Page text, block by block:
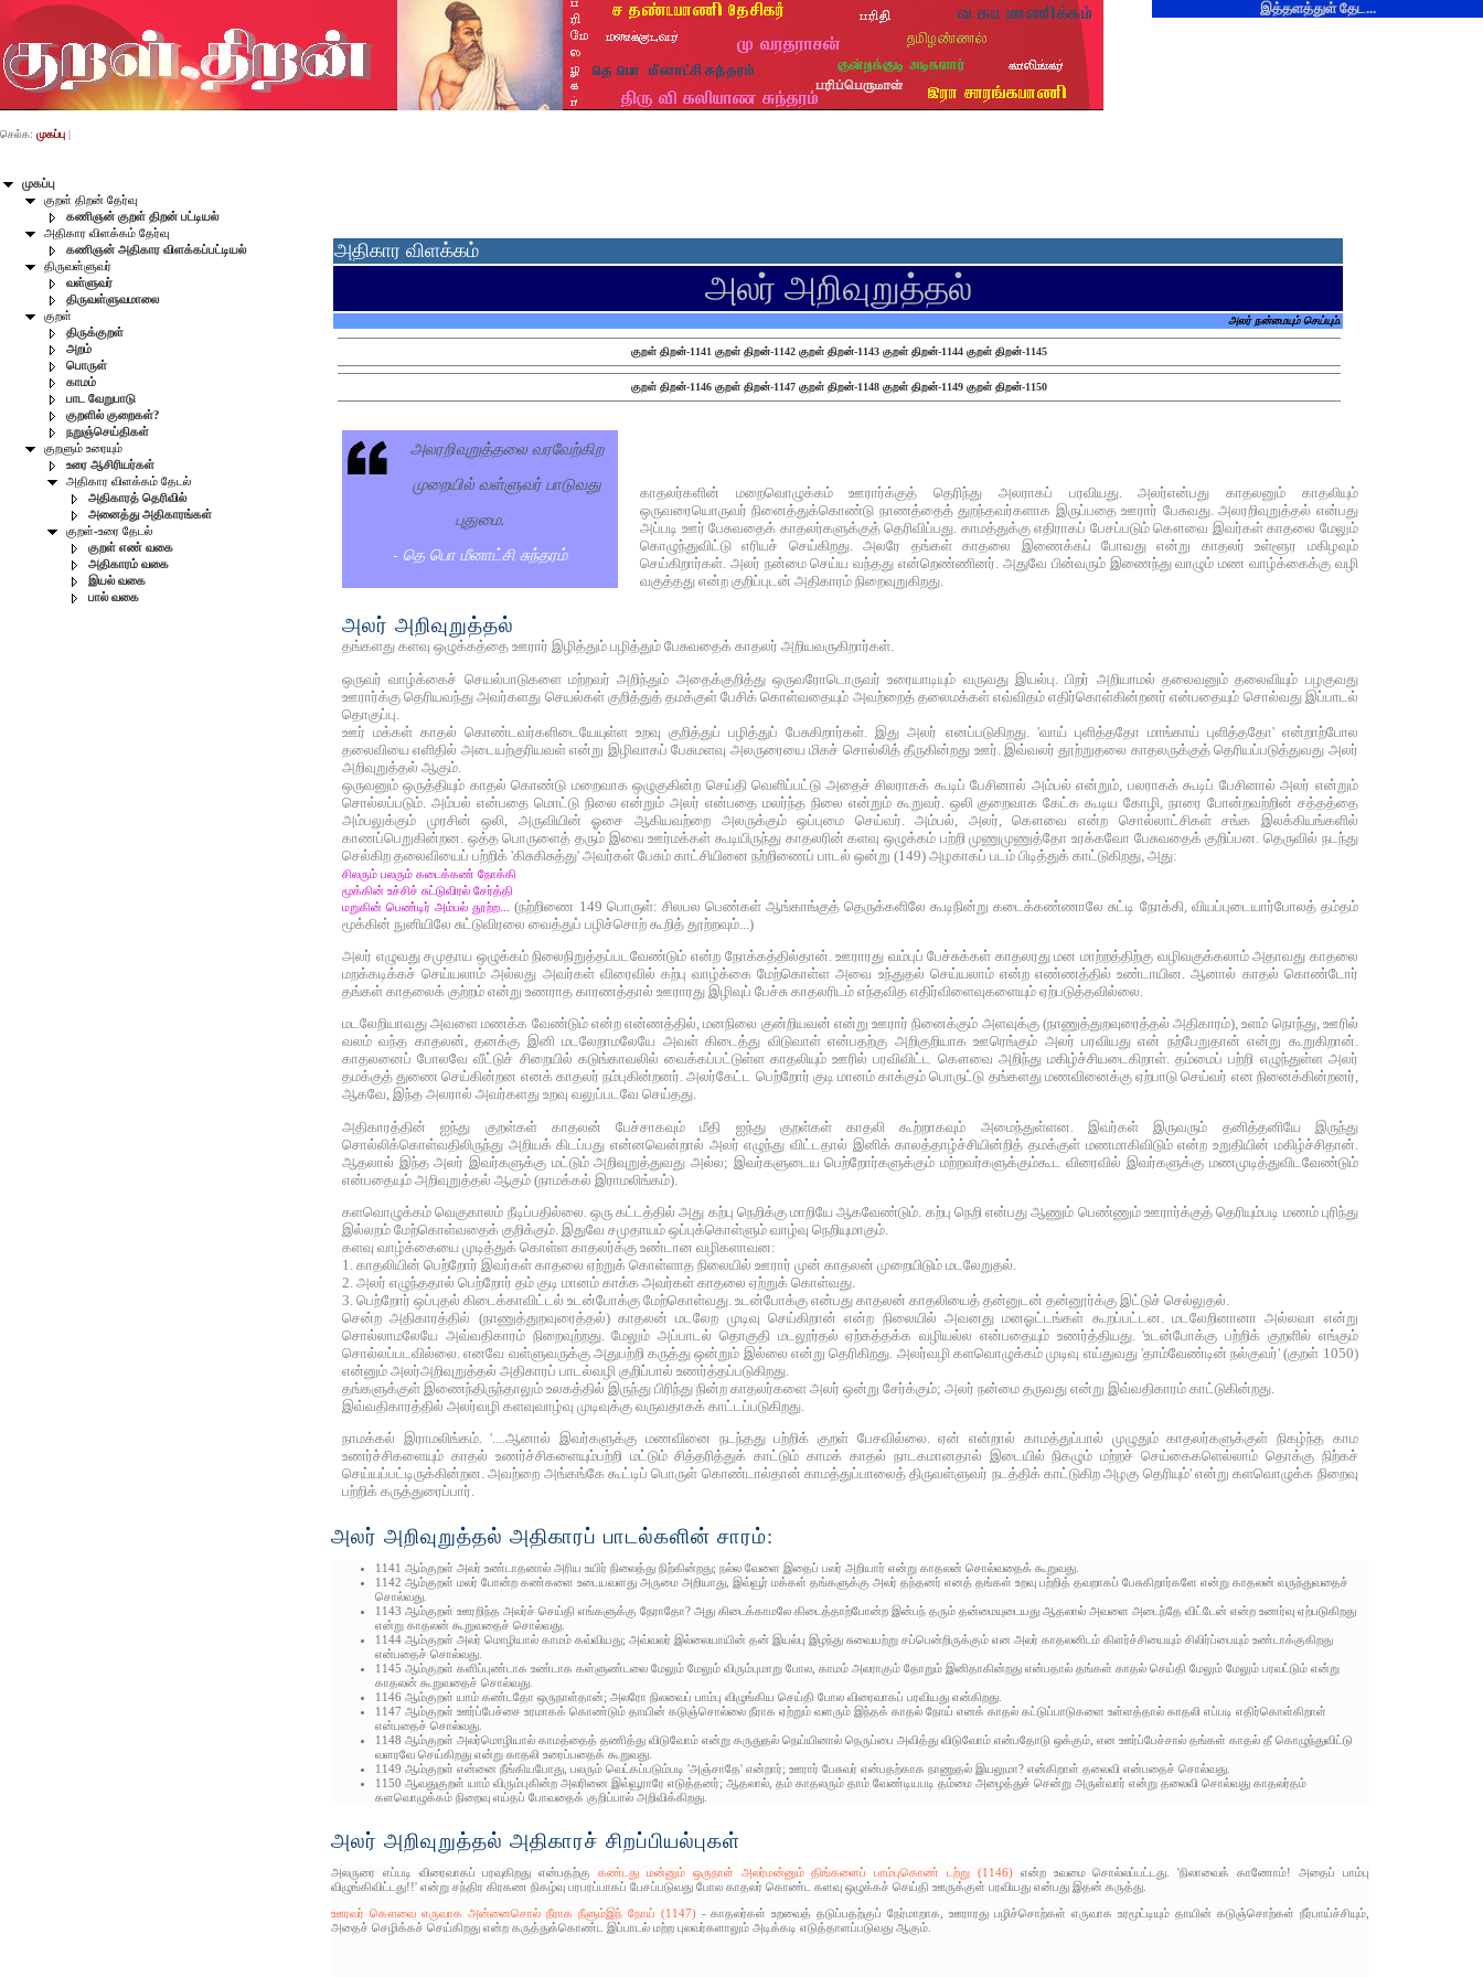
இத்தளத்துள் தேட...
முகப்பு
குறள் திறன் தேர்வு
கணிஞன் குறள் திறன் பட்டியல்
அதிகார விளக்கம் தேர்வு
கணிஞன் அதிகார விளக்கப்பட்டியல்
திருவள்ளுவர்
வள்ளுவர்
திருவள்ளுவமாலை
குறள்
திருக்குறள்
அறம்
பொருள்
காமம்
பாட வேறுபாடு
குறளில் குறைகள்?
நறுஞ்செய்திகள்
குறளும் உரையும்
உரை ஆசிரியர்கள்
அதிகார விளக்கம் தேடல்
அதிகாரத் தெரிவில்
அனைத்து அதிகாரங்கள்
குறள்-உரை தேடல்
குறள் எண் வகை
அதிகாரம் வகை
இயல் வகை
பால் வகை
செல்க: முகப்பு |
அதிகார விளக்கம்
அலர் அறிவுறுத்தல்
அலர் நன்மையும் செய்யும்.
குறள் திறன்-1141 குறள் திறன்-1142 குறள் திறன்-1143 குறள் திறன்-1144 குறள் திறன்-1145
குறள் திறன்-1146 குறள் திறன்-1147 குறள் திறன்-1148 குறள் திறன்-1149 குறள் திறன்-1150
அலரறிவுறுத்தலை வரவேற்கிற
முறையில் வள்ளுவர் பாடுவது
புதுமை.
- தெ பொ மீனாட்சி சுந்தரம்
காதலர்களின் மறைவொழுக்கம் ஊரார்க்குத் தெரிந்து அலராகப் பரவியது. அலர்என்பது காதலனும் காதலியும்
ஒருவரையொருவர் நினைத்துக்கொண்டு நாணத்தைத் துறந்தவர்களாக இருப்பதை ஊரார் பேசுவது. அலரறிவுறுத்தல் என்பது
அப்படி ஊர் பேசுவதைக் காதலர்களுக்குத் தெரிவிப்பது. காமத்துக்கு எதிராகப் பேசப்படும் கௌவை இவர்கள் காதலை மேலும்
கொழுந்துவிட்டு எரியச் செய்கிறது. அலரே தங்கள் காதலை இணைக்கப் போவது என்று காதலர் உள்ளூர மகிழவும்
செய்கிறார்கள். அலர் நன்மை செய்ய வந்தது என்றெண்ணினர். அதுவே பின்வரும் இணைந்து வாழும் மண வாழ்க்கைக்கு வழி
வகுத்தது என்ற குறிப்புடன் அதிகாரம் நிறைவுறுகிறது.
அலர் அறிவுறுத்தல்
தங்களது களவு ஒழுக்கத்தை ஊரார் இழித்தும் பழித்தும் பேசுவதைக் காதலர் அறியவருகிறார்கள்.
ஒருவர் வாழ்க்கைச் செயல்பாடுகளை மற்றவர் அறிந்தும் அதைக்குறித்து ஒருவரோடொருவர் உரையாடியும் வருவது இயல்பு. பிறர் அறியாமல் தலைவனும் தலைவியும் பழகுவது
ஊரார்க்கு தெரியவந்து அவர்களது செயல்கள் குறித்துத் தமக்குள் பேசிக் கொள்வதையும் அவற்றைத் தலைமக்கள் எவ்விதம் எதிர்கொள்கின்றனர் என்பதையும் சொல்வது இப்பாடல்
தொகுப்பு.
ஊர் மக்கள் காதல் கொண்டவர்களிடையேயுள்ள உறவு குறித்துப் பழித்துப் பேசுகிறார்கள். இது அலர் எனப்படுகிறது. 'வாய் புளித்ததோ மாங்காய் புளித்ததோ' என்றாற்போல
தலைவியை எளிதில் அடையற்குரியவள் என்று இழிவாகப் பேசுமளவு அலருரையை மிகச் சொல்லித் தீருகின்றது ஊர். இவ்வலர் தூற்றுதலை காதலருக்குத் தெரியப்படுத்துவது அலர்
அறிவுறுத்தல் ஆகும்.
ஒருவனும் ஒருத்தியும் காதல் கொண்டு மறைவாக ஒழுகுகின்ற செய்தி வெளிப்பட்டு அதைச் சிலராகக் கூடிப் பேசினால் அம்பல் என்றும், பலராகக் கூடிப் பேசினால் அலர் என்றும்
சொல்லப்படும். அம்பல் என்பதை மொட்டு நிலை என்றும் அலர் என்பதை மலர்ந்த நிலை என்றும் கூறுவர். ஒலி குறைவாக கேட்க கூடிய கோழி, நாரை போன்றவற்றின் சத்தத்தை
அம்பலுக்கும் முரசின் ஒலி, அருவியின் ஓசை ஆகியவற்றை அலருக்கும் ஒப்புமை செய்வர். அம்பல், அலர், கௌவை என்ற சொல்லாட்சிகள் சங்க இலக்கியங்களில்
காணப்பெறுகின்றன. ஒத்த பொருளைத் தரும் இவை ஊர்மக்கள் கூடியிருந்து காதலரின் களவு ஒழுக்கம் பற்றி முணுமுணுத்தோ உரக்கவோ பேசுவதைக் குறிப்பன. தெருவில் நடந்து
செல்கிற தலைவியைப் பற்றிக் 'கிசுகிசுத்து' அவர்கள் பேசும் காட்சியினை நற்றிணைப் பாடல் ஒன்று (149) அழகாகப் படம் பிடித்துக் காட்டுகிறது, அது:
சிலரும் பலரும் கடைக்கண் நோக்கி
மூக்கின் உச்சிச் சுட்டுவிரல் சேர்த்தி
மறுகின் பெண்டிர் அம்பல் தூற்ற...(நற்றிணை 149 பொருள்: சிலபல பெண்கள் ஆங்காங்குத் தெருக்களிலே கூடிநின்று கடைக்கண்ணாலே சுட்டி நோக்கி, வியப்புடையார்போலத் தம்தம்
மூக்கின் நுனியிலே சுட்டுவிரலை வைத்துப் பழிச்சொற் கூறித் தூற்றவும்...)
அலர் எழுவது சமுதாய ஒழுக்கம் நிலைநிறுத்தப்படவேண்டும் என்ற நோக்கத்தில்தான். ஊராரது வம்புப் பேச்சுக்கள் காதலரது மன மாற்றத்திற்கு வழிவகுக்கலாம் அதாவது காதலை
மறக்கடிக்கச் செய்யலாம் அல்லது அவர்கள் விரைவில் கற்பு வாழ்க்கை மேற்கொள்ள அவை உந்துதல் செய்யலாம் என்ற எண்ணத்தில் உண்டாயின. ஆனால் காதல் கொண்டோர்
தங்கள் காதலைக் குற்றம் என்று உணராத காரணத்தால் ஊராரது இழிவுப் பேச்சு காதலரிடம் எந்தவித எதிர்விளைவுகளையும் ஏற்படுத்தவில்லை.
மடலேறியாவது அவளை மணக்க வேண்டும் என்ற என்ணத்தில், மனநிலை குன்றியவன் என்று ஊரார் நினைக்கும் அளவுக்கு (நாணுத்துறவுரைத்தல் அதிகாரம்), உளம் நொந்து, ஊரில்
வலம் வந்த காதலன், தனக்கு இனி மடலேறாமலேயே அவள் கிடைத்து விடுவாள் என்பதற்கு அறிகுறியாக ஊரெங்கும் அலர் பரவியது என் நற்பேறுதான் என்று கூறுகிறான்.
காதலனைப் போலவே வீட்டுச் சிறையில் கடுங்காவலில் வைக்கப்பட்டுள்ள காதலியும் ஊரில் பரவிவிட்ட கௌவை அறிந்து மகிழ்ச்சியடைகிறாள். தம்மைப் பற்றி எழுந்துள்ள அலர்
தமக்குத் துணை செய்கின்றன எனக் காதலர் நம்புகின்றனர். அலர்கேட்ட பெற்றோர் குடி மானம் காக்கும் பொருட்டு தங்களது மணவினைக்கு ஏற்பாடு செய்வர் என நினைக்கின்றனர்,
ஆகவே, இந்த அலரால் அவர்களது உறவு வலுப்படவே செய்தது.
அதிகாரத்தின் ஐந்து குறள்கள் காதலன் பேச்சாகவும் மீதி ஐந்து குறள்கள் காதலி கூற்றாகவும் அமைந்துள்ளன. இவர்கள் இருவரும் தனித்தனியே இருந்து
சொல்லிக்கொள்வதிலிருந்து அறியக் கிடப்பது என்னவென்றால் அலர் எழுந்து விட்டதால் இனிக் காலத்தாழ்ச்சியின்றித் தமக்குள் மணமாகிவிடும் என்ற உறுதியின் மகிழ்ச்சிதான்.
ஆதலால் இந்த அலர் இவர்களுக்கு மட்டும் அறிவுறுத்துவது அல்ல; இவர்களுடைய பெற்றோர்களுக்கும் மற்றவர்களுக்கும்கூட விரைவில் இவர்களுக்கு மணமுடித்துவிடவேண்டும்
என்பதையும் அறிவுறுத்தல் ஆகும் (நாமக்கல் இராமலிங்கம்).
களவொழுக்கம் வெகுகாலம் நீடிப்பதில்லை. ஒரு கட்டத்தில் அது கற்பு நெறிக்கு மாறியே ஆகவேண்டும். கற்பு நெறி என்பது ஆணும் பெண்ணும் ஊரார்க்குத் தெரியும்படி மணம் புரிந்து
இல்லறம் மேற்கொள்வதைக் குறிக்கும். இதுவே சமுதாயம் ஒப்புக்கொள்ளும் வாழ்வு நெறியுமாகும்.
களவு வாழ்க்கையை முடித்துக் கொள்ள காதலர்க்கு உண்டான வழிகளாவன:
1. காதலியின் பெற்றோர் இவர்கள் காதலை ஏற்றுக் கொள்ளாத நிலையில் ஊரார் முன் காதலன் முறையிடும் மடலேறுதல்.
2. அலர் எழுந்ததால் பெற்றோர் தம் குடி மானம் காக்க அவர்கள் காதலை ஏற்றுக் கொள்வது.
3. பெற்றோர் ஒப்புதல் கிடைக்காவிட்டல் உடன்போக்கு மேற்கொள்வது. உடன்போக்கு என்பது காதலன் காதலியைத் தன்னுடன் தன்னூர்க்கு இட்டுச் செல்லுதல்.
சென்ற அதிகாரத்தில் (நாணுத்துறவுரைத்தல்) காதலன் மடலேற முடிவு செய்கிறான் என்ற நிலையில் அவனது மனஓட்டங்கள் கூறப்பட்டன. மடலேறினானா அல்லவா என்று
சொல்லாமலேயே அவ்வதிகாரம் நிறைவுற்றது. மேலும் அப்பாடல் தொகுதி மடலூர்தல் ஏற்கத்தக்க வழியல்ல என்பதையும் உணர்த்தியது. 'உடன்போக்கு பற்றிக் குறளில் எங்கும்
சொல்லப்படவில்லை. எனவே வள்ளுவருக்கு அதுபற்றி கருத்து ஒன்றும் இல்லை என்று தெரிகிறது. அலர்வழி களவொழுக்கம் முடிவு எய்துவது 'தாம்வேண்டின் நல்குவர்' (குறள் 1050)
என்னும் அலர்அறிவுறுத்தல் அதிகாரப் பாடல்வழி குறிப்பால் உணர்த்தப்படுகிறது.
தங்களுக்குள் இணைந்திருந்தாலும் உலகத்தில் இருந்து பிரிந்து நின்ற காதலர்களை அலர் ஒன்று சேர்க்கும்; அலர் நன்மை தருவது என்று இவ்வதிகாரம் காட்டுகின்றது.
இவ்வதிகாரத்தில் அலர்வழி களவுவாழ்வு முடிவுக்கு வருவதாகக் காட்டப்படுகிறது.
நாமக்கல் இராமலிங்கம். '....ஆனால் இவர்களுக்கு மணவினை நடந்தது பற்றிக் குறள் பேசவில்லை. ஏன் என்றால் காமத்துப்பால் முழுதும் காதலர்களுக்குள் நிகழ்ந்த காம
உணர்ச்சிகளையும் காதல் உணர்ச்சிகளையும்பற்றி மட்டும் சித்தரித்துக் காட்டும் காமக் காதல் நாடகமானதால் இடையில் நிகழும் மற்றச் செய்கைகளெல்லாம் தொக்கு நிற்கச்
செய்யப்பட்டிருக்கின்றன. அவற்றை அங்கங்கே கூட்டிப் பொருள் கொண்டால்தான் காமத்துப்பாலைத் திருவள்ளுவர் நடத்திக் காட்டுகிற அழகு தெரியும்' என்று களவொழுக்க நிறைவு
பற்றிக் கருத்துரைப்பார்.
அலர் அறிவுறுத்தல் அதிகாரப் பாடல்களின் சாரம்:
1141 ஆம்குறள் அலர் உண்டாதனால் அரிய உயிர் நிலைத்து நிற்கின்றது; நல்ல வேளை இதைப் பலர் அறியார் என்று காதலன் சொல்வதைக் கூறுவது.
1142 ஆம்குறள் மலர் போன்ற கண்களை உடையவளது அருமை அறியாது, இவ்வூர் மக்கள் தங்களுக்கு அலர் தந்தனர் எனத் தங்கள் உறவு பற்றித் தவறாகப் பேசுகிறார்களே என்று காதலன் வருந்துவதைச்
சொல்வது.
1143 ஆம்குறள் ஊரறிந்த அலர்ச் செய்தி எங்களுக்கு நேராதோ? அது கிடைக்காமலே கிடைத்தாற்போன்ற இன்பந் தரும் தன்மையுடையது ஆதலால் அவளை அடைந்தே விட்டேன் என்ற உணர்வு ஏற்படுகிறது
என்று காதலன் கூறுவதைச் சொல்வது.
1144 ஆம்குறள் அலர் மொழியால் காமம் கவ்வியது; அவ்வலர் இல்லையாயின் தன் இயல்பு இழந்து சுவையற்று சப்பென்றிருக்கும் என அலர் காதலனிடம் கிளர்ச்சியையும் சிலிர்ப்பையும் உண்டாக்குகிறது
என்பதைச் சொல்வது.
1145 ஆம்குறள் களிப்புண்டாக உண்டாக கள்ளுண்டலை மேலும் மேலும் விரும்புமாறு போல, காமம் அலராகும் தோறும் இனிதாகின்றது என்பதால் தங்கள் காதல் செய்தி மேலும் மேலும் பரவட்டும் என்று
காதலன் கூறுவதைச் சொல்வது.
1146 ஆம்குறள் யாம் கண்டதோ ஒருநாள்தான்; அலரோ நிலவைப் பாம்பு விழுங்கிய செய்தி போல விரைவாகப் பரவியது என்கிறது.
1147 ஆம்குறள் ஊர்ப்பேச்சை உரமாகக் கொண்டும் தாயின் கடுஞ்சொல்லை நீராக ஏற்றும் வளரும் இந்தக் காதல் நோய் எனக் காதல் கட்டுப்பாடுகளை உள்ளத்தால் காதலி எப்படி எதிர்கொள்கிறாள்
என்பதைச் சொல்வது.
1148 ஆம்குறள் அலர்மொழியால் காமத்தைத் தணித்து விடுவோம் என்று கருதுதல் நெய்யினால் நெருப்பை அவித்து விடுவோம் என்பதோடு ஒக்கும், என ஊர்ப்பேச்சால் தங்கள் காதல் தீ கொழுந்துவிட்டு
வளரவே செய்கிறது என்று காதலி உரைப்பதைக் கூறுவது.
1149 ஆம்குறள் என்னை நீங்கியபோது, பலரும் வெட்கப்படும்படி 'அஞ்சாதே' என்றார்; ஊரார் பேசுவர் என்பதற்காக நாணுதல் இயலுமா? என்கிறாள் தலைவி என்பதைச் சொல்வது.
1150 ஆவதுகுறள் யாம் விரும்புகின்ற அலரினை இவ்வூராரே எடுத்தனர்; ஆதலால், தம் காதலரும் தாம் வேண்டியபடி தம்மை அழைத்துச் சென்று அருள்வார் என்று தலைவி சொல்வது காதலர்தம்
களவொழுக்கம் நிறைவு எய்தப் போவதைக் குறிப்பால் அறிவிக்கிறது.
அலர் அறிவுறுத்தல் அதிகாரச் சிறப்பியல்புகள்
அலருரை எப்படி விரைவாகப் பரவுகிறது என்பதற்குகண்டது மன்னும் ஒருநாள் அலர்மன்னும் திங்களைப் பாம்புகொண் டற்று (1146) என்ற உவமை சொல்லப்பட்டது. 'நிலாவைக் காணோம்! அதைப் பாம்பு
விழுங்கிவிட்டது!!' என்று சந்திர கிரகண நிகழ்வு பரபரப்பாகப் பேசப்படுவது போல காதலர் கொண்ட களவு ஒழுக்கச் செய்தி ஊருக்குள் பரவியது என்பது இதன் கருத்து.
ஊரவர் கௌவை எருவாக அன்னைசொல் நீராக நீளும்இந் நோய் (1147) - காதலர்கள் உறவைத் தடுப்பதற்குப் நேர்மாறாக, ஊராரது பழிச்சொற்கள் எருவாக உரமூட்டியும் தாயின் கடுஞ்சொற்கள் நீர்பாய்ச்சியும்,
அதைச் செழிக்கச் செய்கிறது என்ற கருத்துக்கொண்ட இப்பாடல் மற்ற புலவர்களாலும் அடிக்கடி எடுத்தாளப்படுவது ஆகும்.